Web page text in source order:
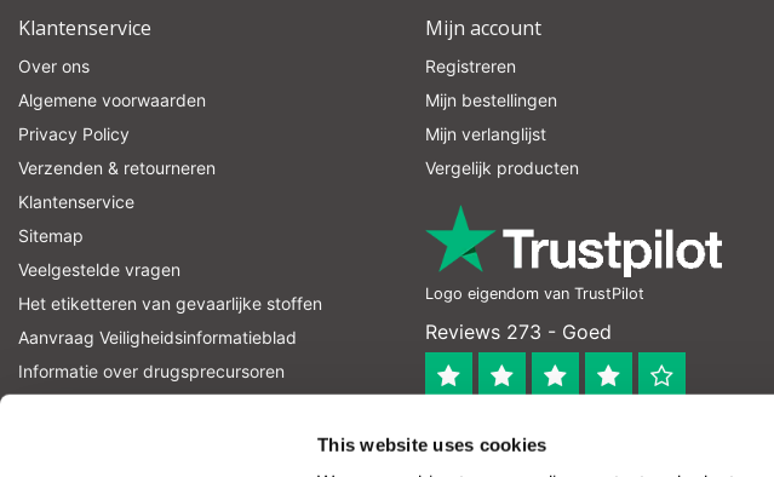
This website uses cookies
Klantenservice
Over ons
Algemene voorwaarden
Privacy Policy
Verzenden & retourneren
Klantenservice
Sitemap
Veelgestelde vragen
Het etiketteren van gevaarlijke stoffen
Aanvraag Veiligheidsinformatieblad
Informatie over drugsprecursoren
Mijn account
Registreren
Mijn bestellingen
Mijn verlanglijst
Vergelijk producten
Logo eigendom van TrustPilot
Reviews 273 - Goed